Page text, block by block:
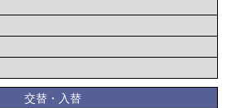
交替・入替